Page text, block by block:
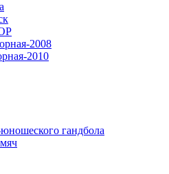
2008
2010
гандбола